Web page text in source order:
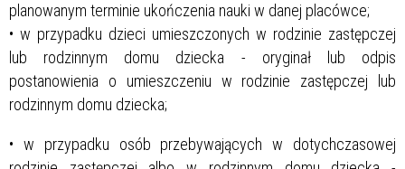
planowanym terminie ukończenia nauki w danej placówce;
• w przypadku dzieci umieszczonych w rodzinie zastępczej
lub rodzinnym domu dziecka - oryginał lub odpis
postanowienia o umieszczeniu w rodzinie zastępczej lub
rodzinnym domu dziecka;
• w przypadku osób przebywających w dotychczasowej